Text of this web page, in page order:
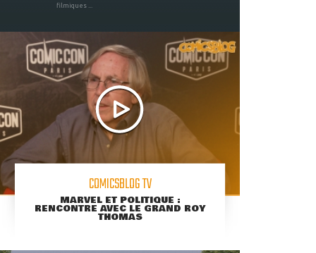
filmiques ...
COMICSBLOG TV
MARVEL ET POLITIQUE :
RENCONTRE AVEC LE GRAND ROY
THOMAS